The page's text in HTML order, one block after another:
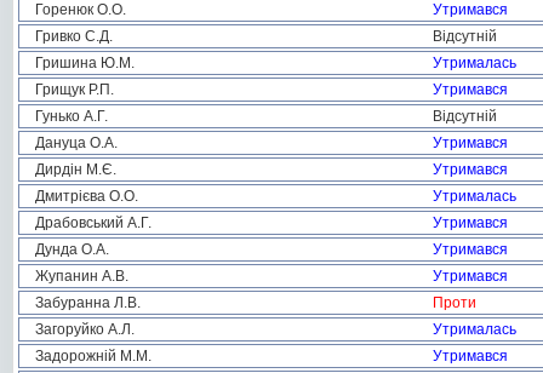
Горенюк О.О.
Утримався
Гривко С.Д.
Відсутній
Гришина Ю.М.
Утрималась
Грищук Р.П.
Утримався
Гунько А.Г.
Відсутній
Дануца О.А.
Утримався
Дирдін М.Є.
Утримався
Дмитрієва О.О.
Утрималась
Драбовський А.Г.
Утримався
Дунда О.А.
Утримався
Жупанин А.В.
Утримався
Забуранна Л.В.
Проти
Загоруйко А.Л.
Утрималась
Задорожній М.М.
Утримався